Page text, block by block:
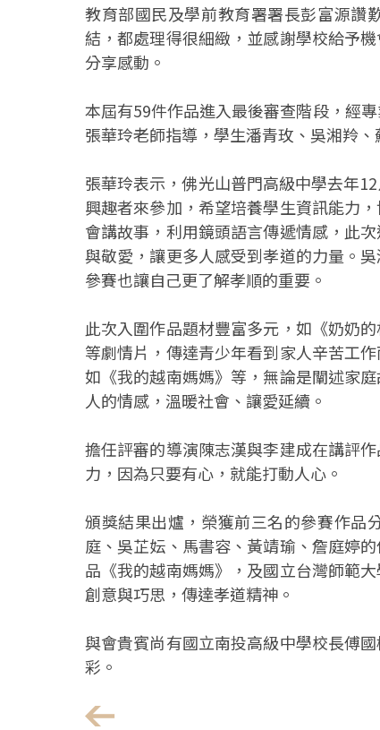
教育部國民及學前教育署署長彭富源讚
結，都處理得很細緻，並感謝學校給予
分享感動。
本屆有59件作品進入最後審查階段，經
張華玲老師指導，學生潘青玫、吳湘羚
張華玲表示，佛光山普門高級中學去年
興趣者來參加，希望培養學生資訊能力
會講故事，利用鏡頭語言傳遞情感，此
與敬愛，讓更多人感受到孝道的力量。
參賽也讓自己更了解孝順的重要。
此次入圍作品題材豐富多元，如《奶奶
等劇情片，傳達青少年看到家人辛苦工
如《我的越南媽媽》等，無論是闡述家
人的情感，溫暖社會、讓愛延續。
擔任評審的導演陳志漢與李建成在講評
力，因為只要有心，就能打動人心。
頒獎結果出爐，榮獲前三名的參賽作品
庭、吳芷妘、馬書容、黃靖瑜、詹庭婷
品《我的越南媽媽》，及國立台灣師範
創意與巧思，傳達孝道精神。
與會貴賓尚有國立南投高級中學校長傅
彩。